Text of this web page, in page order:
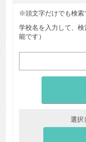
※頭文字だけでも検索
学校名を入力して、
能です）
選択